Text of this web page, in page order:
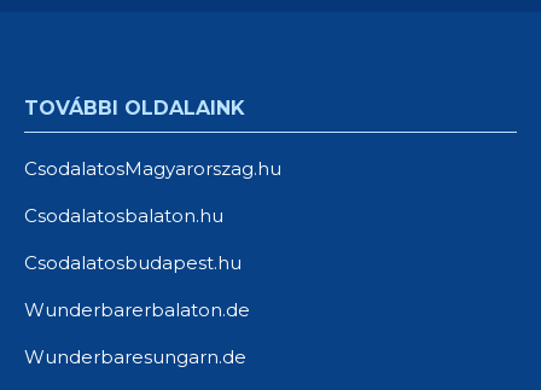
TOVÁBBI OLDALAINK
CsodalatosMagyarorszag.hu
Csodalatosbalaton.hu
Csodalatosbudapest.hu
Wunderbarerbalaton.de
Wunderbaresungarn.de